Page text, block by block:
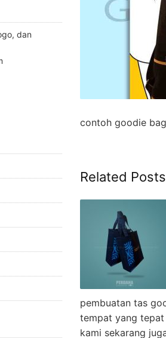
contoh goodie
Related Posts
pembuatan tas
tempat yang tepat
kami sekarang
dan